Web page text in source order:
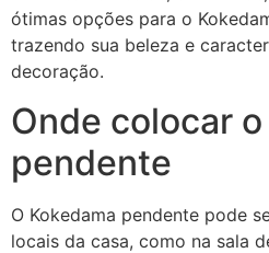
ótimas opções para o
trazendo sua beleza e
decoração.
Onde colocar
pendente
O Kokedama pendente pode
locais da casa, como na sala